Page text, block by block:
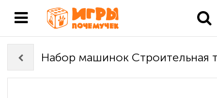
Набор машинок Строительная